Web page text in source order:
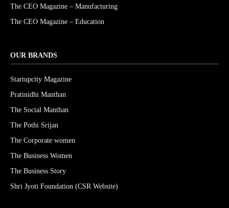
The CEO Magazine – Manufacturing
The CEO Magazine – Education
OUR BRANDS
Startupcity Magazine
Pratinidhi Manthan
The Social Manthan
The Pothi Srijan
The Corporate women
The Business Women
The Business Story
Shri Jyoti Foundation (CSR Website)